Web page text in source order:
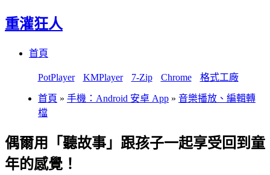
重灌狂人
首頁
PotPlayer KMPlayer 7-Zip Chrome 格式工廠
首頁 » 手機：Android 安卓 App » 音樂播放、編輯轉
檔
偶爾用「聽故事」跟孩子一起享受回到童
年的感覺！